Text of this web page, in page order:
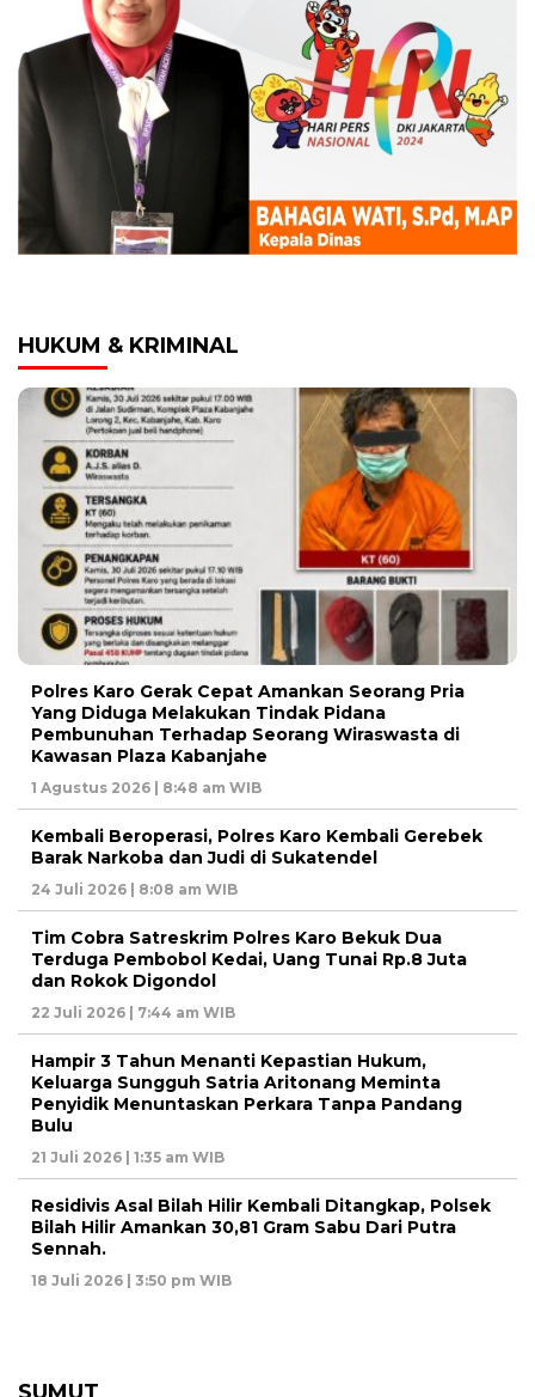
HUKUM & KRIMINAL
Polres Karo Gerak Cepat Amankan Seorang Pria
Yang Diduga Melakukan Tindak Pidana
Pembunuhan Terhadap Seorang Wiraswasta di
Kawasan Plaza Kabanjahe
1 Agustus 2026 | 8:48 am WIB
Kembali Beroperasi, Polres Karo Kembali Gerebek
Barak Narkoba dan Judi di Sukatendel
24 Juli 2026 | 8:08 am WIB
Tim Cobra Satreskrim Polres Karo Bekuk Dua
Terduga Pembobol Kedai, Uang Tunai Rp.8 Juta
dan Rokok Digondol
22 Juli 2026 | 7:44 am WIB
Hampir 3 Tahun Menanti Kepastian Hukum,
Keluarga Sungguh Satria Aritonang Meminta
Penyidik Menuntaskan Perkara Tanpa Pandang
Bulu
21 Juli 2026 | 1:35 am WIB
Residivis Asal Bilah Hilir Kembali Ditangkap, Polsek
Bilah Hilir Amankan 30,81 Gram Sabu Dari Putra
Sennah.
18 Juli 2026 | 3:50 pm WIB